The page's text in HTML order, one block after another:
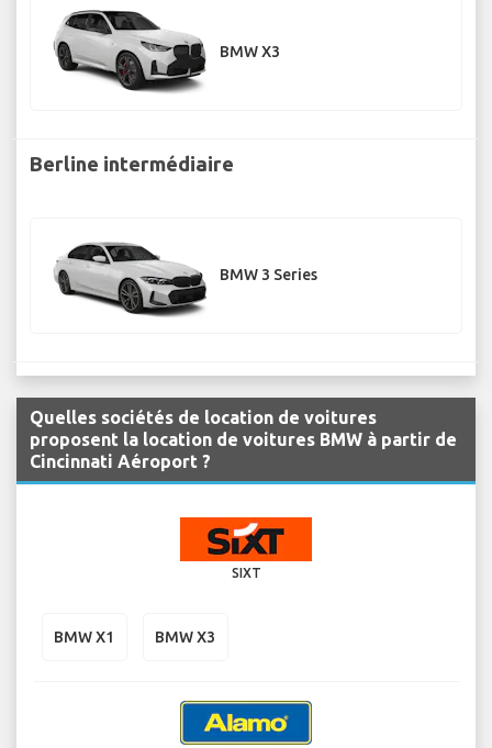
BMW X3
Berline intermédiaire
BMW 3 Series
Quelles sociétés de location de voitures
proposent la location de voitures BMW à partir de
Cincinnati Aéroport ?
SIXT
BMW X1 BMW X3